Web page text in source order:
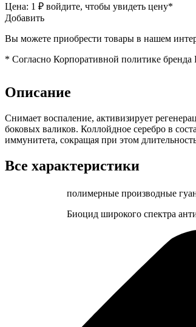
Цена: 1 ₽ войдите, чтобы увидеть цену*
Добавить
Вы можете приобрести товары в нашем
* Согласно Корпоративной политике
Описание
Снимает воспаление, активизирует
боковых валиков. Коллойдное серебро в
иммунитета, сокращая при этом
Все характеристики
полимерные производные
Биоцид широкого спектра